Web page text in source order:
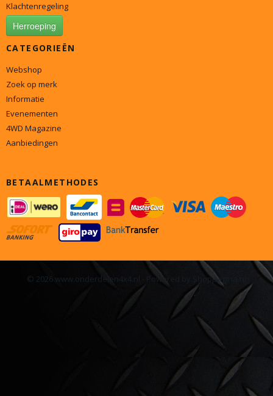
Klachtenregeling
Herroeping
CATEGORIEËN
Webshop
Zoek op merk
Informatie
Evenementen
4WD Magazine
Aanbiedingen
BETAALMETHODES
© 2026 www.onderdelen4x4.nl - Powered by Shoppagina.nl